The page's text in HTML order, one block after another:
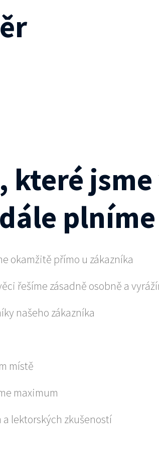
které
plníme
okamžitě přímo u zákazníka
řešíme zásadně osobně a
našeho zákazníka
místě
maximum
lektorských zkušeností